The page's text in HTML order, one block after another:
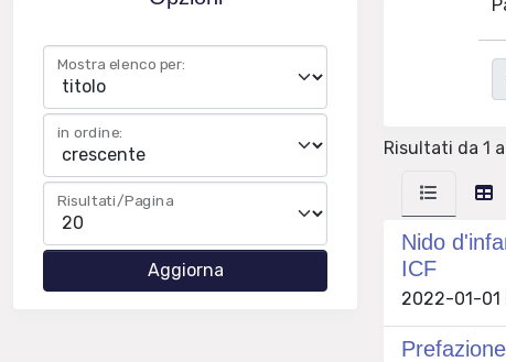
Mostra elenco per:
in ordine:
Risultati/Pagina
Risultati da 1
Nido
ICF
2022-01-01